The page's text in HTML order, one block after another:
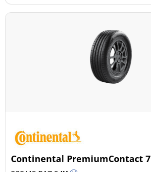
Continental PremiumContact 7